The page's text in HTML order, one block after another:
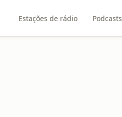
Estações de rádio Podcasts